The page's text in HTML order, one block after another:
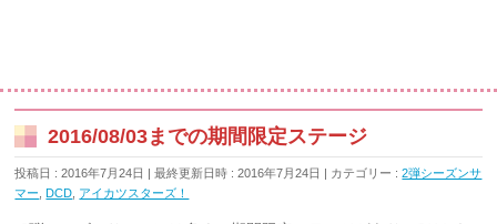
2016/08/03までの期間限定ステージ
投稿日 : 2016年7月24日 最終更新日時 : 2016年7月24日 カテゴリー :2弾シーズンサ
マー ,DCD アイカツスターズ！